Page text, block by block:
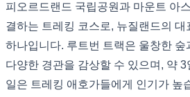
피오르드랜드 국립공원과 마운트 아
결하는 트레킹 코스로, 뉴질랜드의
하나입니다. 루트번 트랙은 울창한 숲
다양한 경관을 감상할 수 있으며, 약 3
일은 트레킹 애호가들에게 인기가 높